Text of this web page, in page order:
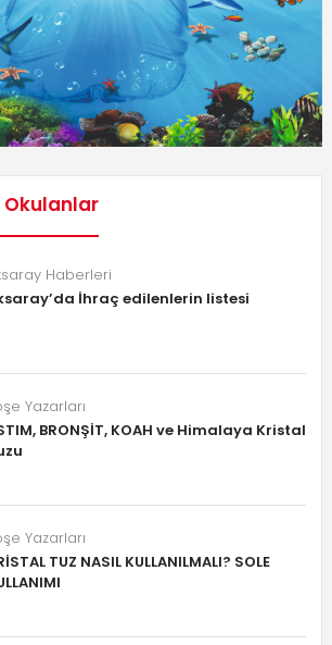
Okulanlar
Haberleri
İhraç edilenlerin listesi
Yazarları
BRONŞİT, KOAH ve Himalaya Kristal
Yazarları
TUZ NASIL KULLANILMALI? SOLE